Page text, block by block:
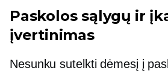
Paskolos sąlygų ir
įvertinimas
Nesunku sutelkti dėmesį į